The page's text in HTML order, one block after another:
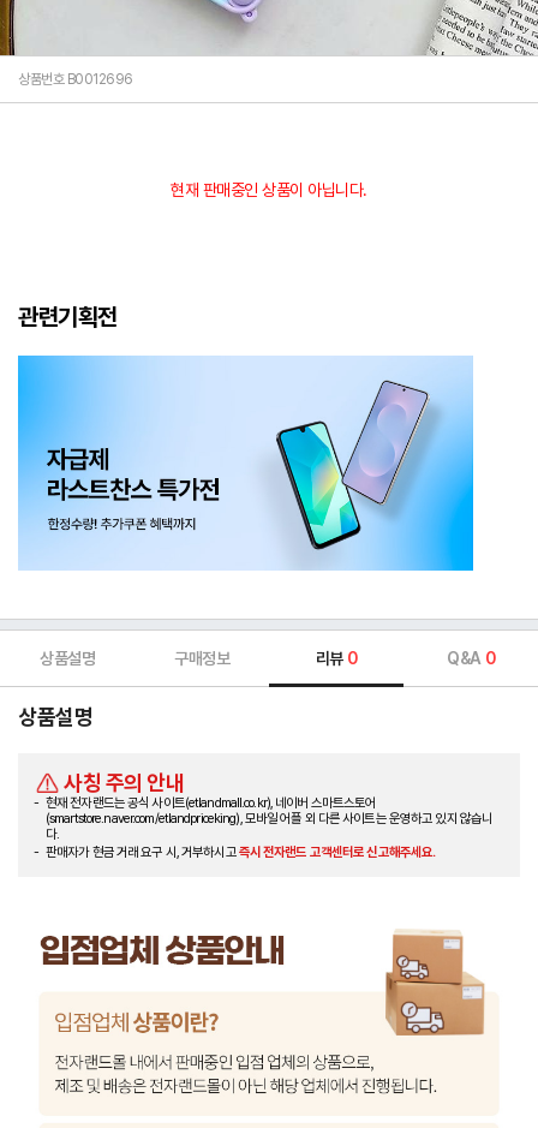
상품번호 B0012696
현재 판매중인 상품이 아닙니다.
관련기획전
상품설명 구매정보 리뷰 0 Q&A 0
상품설명
사칭 주의 안내
현재 전자랜드는 공식 사이트(etlandmall.co.kr), 네이버 스마트스토어
(smartstore.naver.com/etlandpriceking), 모바일 어플 외 다른 사이트는 운영하고 있지 않습니
다.
판매자가 현금 거래 요구 시, 거부하시고즉시 전자랜드 고객센터로 신고해주세요.